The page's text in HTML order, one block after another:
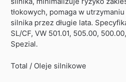
tłokowych, pomaga w
silnika przez długie lata.
SL/CF, VW 501.01, 505.00,
Spezial.
Total / Oleje silnikowe